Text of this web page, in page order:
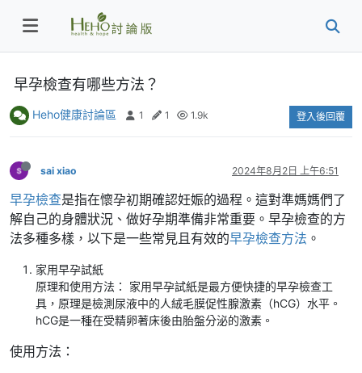
早孕檢查有哪些方法？
Heho健康討論區 1 1 1.9k 登入後回覆
sai xiao 2024年8月2日 上午6:51
早孕檢查是指在懷孕初期確認妊娠的過程。這對準媽媽們了
解自己的身體狀況、做好孕期準備非常重要。早孕檢查的方
法多種多樣，以下是一些常見且有效的早孕檢查方法 。
家用早孕試紙
原理和使用方法： 家用早孕試紙是最方便快捷的早孕檢查工
具，原理是檢測尿液中的人絨毛膜促性腺激素（hCG）水平。
hCG是一種在受精卵著床後由胎盤分泌的激素。
使用方法：